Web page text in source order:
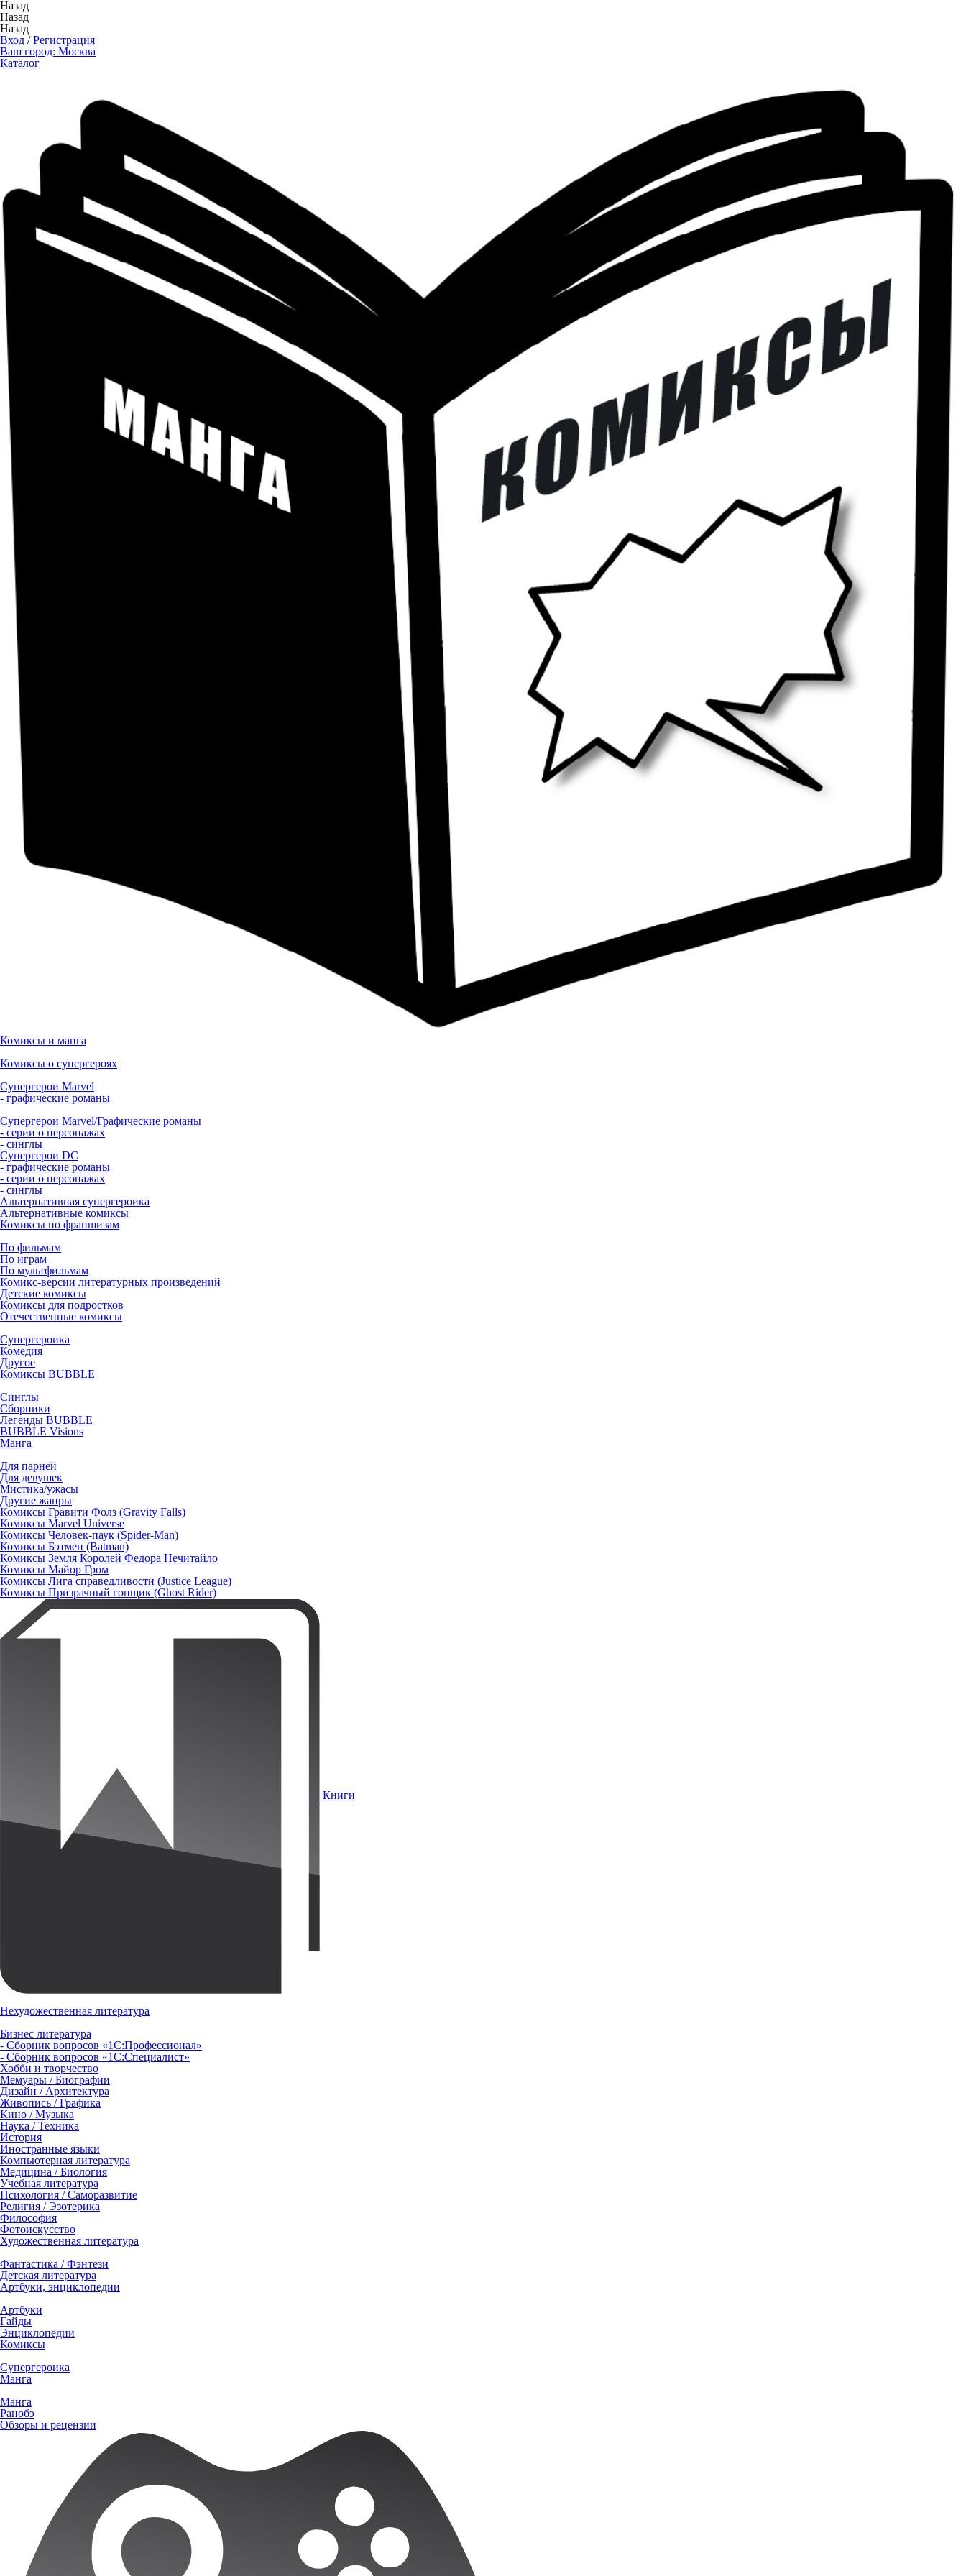
Назад
Назад
Назад
Вход /Регистрация
Ваш город: Москва
Каталог
Комиксы и манга
Комиксы о супергероях
Супергерои Marvel
- графические романы
Супергерои Marvel/Графические романы
- серии о персонажах
- синглы
Супергерои DC
- графические романы
- серии о персонажах
- синглы
Альтернативная супергероика
Альтернативные комиксы
Комиксы по франшизам
По фильмам
По играм
По мультфильмам
Комикс-версии литературных произведений
Детские комиксы
Комиксы для подростков
Отечественные комиксы
Супергероика
Комедия
Другое
Комиксы BUBBLE
Синглы
Сборники
Легенды BUBBLE
BUBBLE Visions
Манга
Для парней
Для девушек
Мистика/ужасы
Другие жанры
Комиксы Гравити Фолз (Gravity Falls)
Комиксы Marvel Universe
Комиксы Человек-паук (Spider-Man)
Комиксы Бэтмен (Batman)
Комиксы Земля Королей Федора Нечитайло
Комиксы Майор Гром
Комиксы Лига справедливости (Justice League)
Комиксы Призрачный гонщик (Ghost Rider)
Книги
Нехудожественная литература
Бизнес литература
- Сборник вопросов «1С:Профессионал»
- Сборник вопросов «1С:Специалист»
Хобби и творчество
Мемуары / Биографии
Дизайн / Архитектура
Живопись / Графика
Кино / Музыка
Наука / Техника
История
Иностранные языки
Компьютерная литература
Медицина / Биология
Учебная литература
Психология / Саморазвитие
Религия / Эзотерика
Философия
Фотоискусство
Художественная литература
Фантастика / Фэнтези
Детская литература
Артбуки, энциклопедии
Артбуки
Гайды
Энциклопедии
Комиксы
Супергероика
Манга
Манга
Ранобэ
Обзоры и рецензии